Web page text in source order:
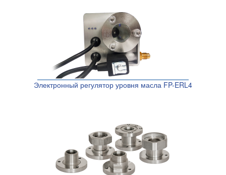
Электронный регулятор уровня масла FP-ERL4